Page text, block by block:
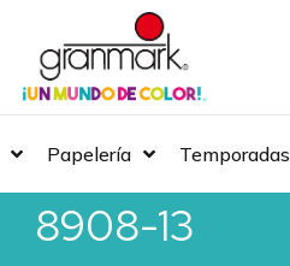
Papelería Temporadas
8908-13